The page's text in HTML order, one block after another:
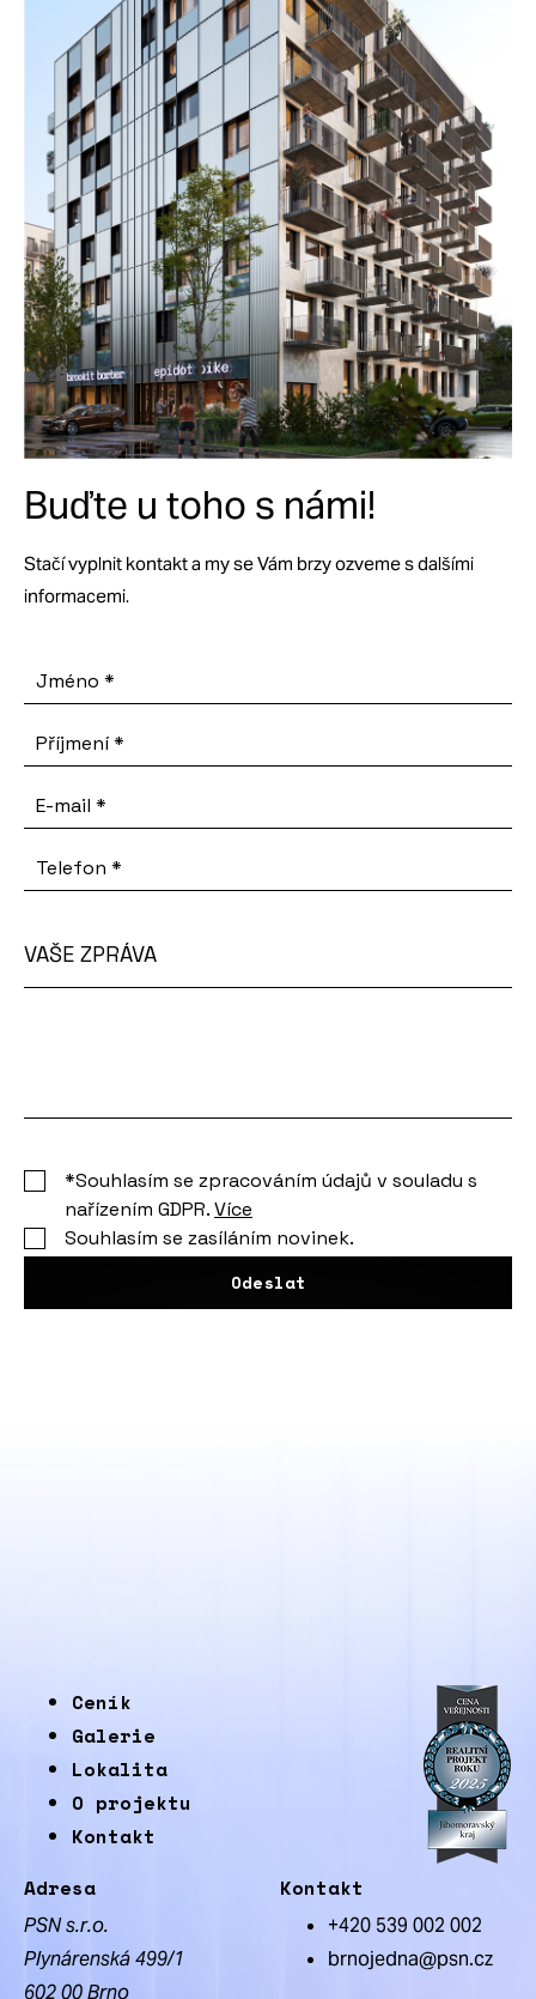
Buďte u toho s námi!
Stačí vyplnit kontakt a my se Vám brzy ozveme s dalšími
informacemi.
Jméno *
Příjmení*
E-mail *
Telefon *
VAŠE ZPRÁVA
*Souhlasím se zpracováním údajů v souladu s
nařízením GDPR.Více
Souhlasím se zasíláním novinek.
Odeslat
Ceník
Galerie
Lokalita
O projektu
Kontakt
Adresa
PSN s.r.o.
Plynárenská 499/1
602 00 Brno
Kontakt
+420 539 002 002
brnojedna@psn.cz